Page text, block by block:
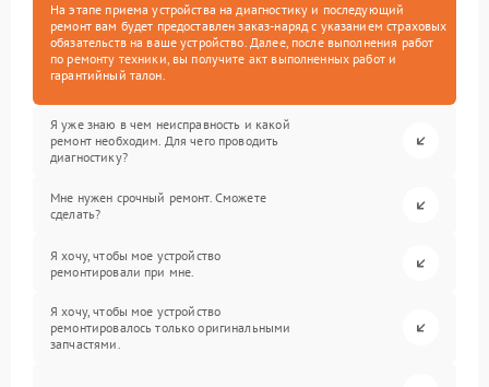
На этапе приема устройства на диагностику и последующий
ремонт вам будет предоставлен заказ-наряд с указанием страховых
обязательств на ваше устройство. Далее, после выполнения работ
по ремонту техники, вы получите акт выполненных работ и
гарантийный талон.
Я уже знаю в чем неисправность и какой
ремонт необходим. Для чего проводить
диагностику?
Мне нужен срочный ремонт. Сможете
сделать?
Я хочу, чтобы мое устройство
ремонтировали при мне.
Я хочу, чтобы мое устройство
ремонтировалось только оригинальными
запчастями.